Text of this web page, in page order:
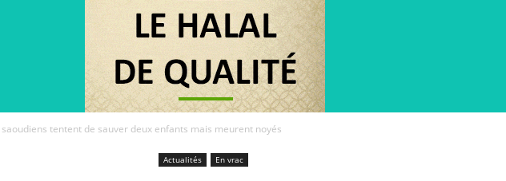
tentent de sauver deux enfants mais meurent noyés
Actualités En vrac